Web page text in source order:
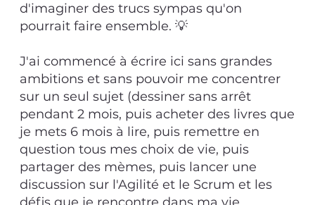
d'imaginer des trucs sympas qu'on
pourrait faire ensemble. 💡
J'ai commencé à écrire ici sans grandes
ambitions et sans pouvoir me concentrer
sur un seul sujet (dessiner sans arrêt
pendant 2 mois, puis acheter des livres que
je mets 6 mois à lire, puis remettre en
question tous mes choix de vie, puis
partager des mèmes, puis lancer une
discussion sur l'Agilité et le Scrum et les